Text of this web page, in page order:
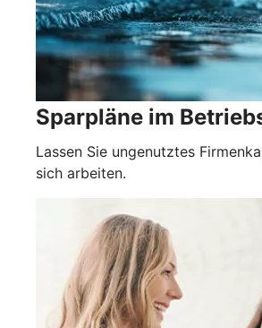
Sparpläne im
Lassen Sie ungenutztes
sich arbeiten.